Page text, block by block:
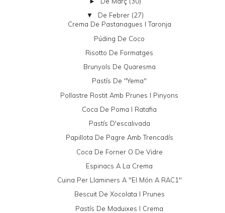
▼ De Febrer (27)
Crema De Pastanagues I Taronja
Púding De Coco
Risotto De Formatges
Brunyols De Quaresma
Pastís De "yema"
Pollastre Rostit Amb Prunes I Pinyons
Coca De Poma I Ratafia
Pastís D'escalivada
Papillota De Pagre Amb Trencadís
Coca De Forner O De Vidre
Espinacs A La Crema
Cuina Per Llaminers A "El Món A RAC1"
Bescuit De Xocolata I Prunes
Pastís De Maduixes I Crema